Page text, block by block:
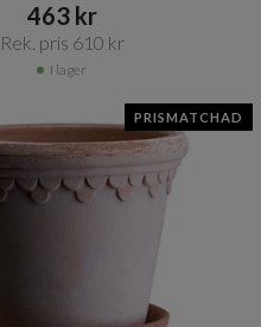
463 kr​​
Rek. pris 610 kr​​
I lager
PRISMATCHAD